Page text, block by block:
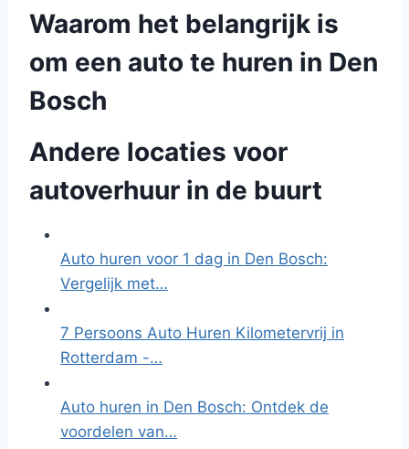
Waarom het belangrijk is
om een auto te huren in Den
Bosch
Andere locaties voor
autoverhuur in de buurt
Auto huren voor 1 dag in Den Bosch:
Vergelijk met…
7 Persoons Auto Huren Kilometervrij in
Rotterdam -…
Auto huren in Den Bosch: Ontdek de
voordelen van…